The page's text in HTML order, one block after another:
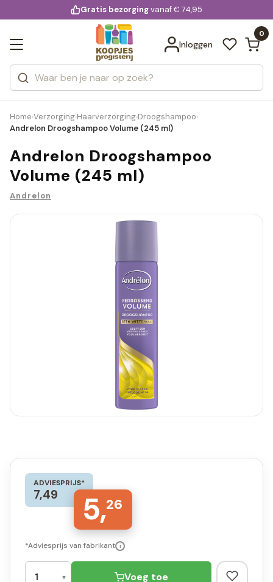
voor 20:00 uur besteld
Gratis bezorgingvanaf € 74,95
Inloggen
0
Zoeken
Categorieën
Merken
Bekijk alle resultaten
Home›Verzorging›Haarverzorging›Droogshampoo›
Andrelon Droogshampoo Volume (245 ml)
Andrelon Droogshampoo
Volume (245 ml)
Andrelon
ADVIESPRIJS*
7,49 5,26
*Adviesprijs van fabrikant i
Voeg toe